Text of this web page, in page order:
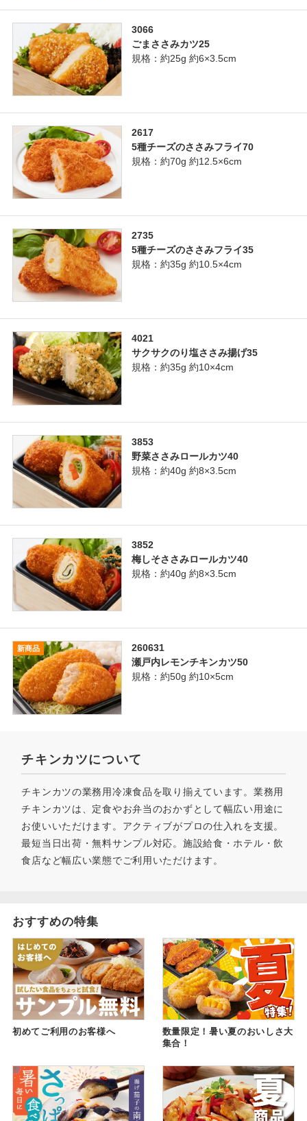
3066
ごまささみカツ25
規格：約25g 約6×3.5cm
2617
5種チーズのささみフライ70
規格：約70g 約12.5×6cm
2735
5種チーズのささみフライ35
規格：約35g 約10.5×4cm
4021
サクサクのり塩ささみ揚げ35
規格：約35g 約10×4cm
3853
野菜ささみロールカツ40
規格：約40g 約8×3.5cm
3852
梅しそささみロールカツ40
規格：約40g 約8×3.5cm
260631
瀬戸内レモンチキンカツ50
規格：約50g 約10×5cm
新商品
チキンカツについて
チキンカツの業務用冷凍食品を取り揃えています。業務用
チキンカツは、定食やお弁当のおかずとして幅広い用途に
お使いいただけます。アクティブがプロの仕入れを支援。
最短当日出荷・無料サンプル対応。施設給食・ホテル・飲
食店など幅広い業態でご利用いただけます。
おすすめの特集
初めてご利用のお客様へ
数量限定！暑い夏のおいしさ大
集合！